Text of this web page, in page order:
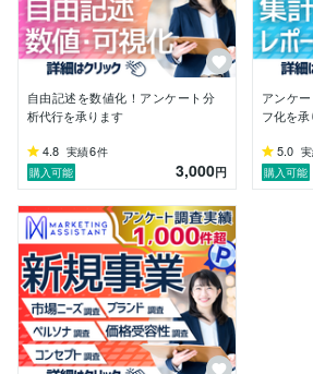
た」
リピート率も非常に高く、継続的に
様が多いことが私の誇りです。
■ 大切にしていること
す。データ分析は手段であり、目的で
客様のビジネスを成功に導くこと、
す。
ご依頼内容をただこなすのではなく、
は何か」を一緒に考え、最適な方法を
■ 最後に
マーケティングリサーチは、正しく実
の強力な武器になります。しかし多く
たけど活用できなかった」という状況
自由記述を数値化！アンケート分
析代行を承ります
4.8 実績6件
購入可能
3,000円
アンケ
フ化を
5.0
購入可能